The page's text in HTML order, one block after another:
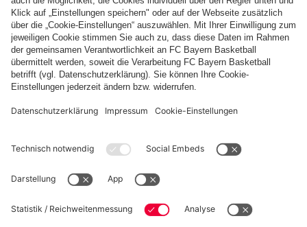
FC Bayern Store App
WIDERRUF
Datenschutz